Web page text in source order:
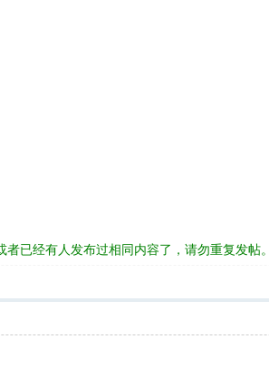
者已经有人发布过相同内容了，请勿重复发帖